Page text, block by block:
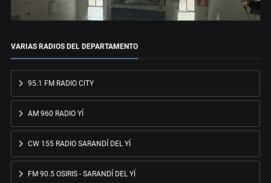
VARIAS RADIOS DEL DEPARTAMENTO
95.1 FM RADIO CITY
AM 960 RADIO YÍ
CW 155 RADIO SARANDÍ DEL YÍ
FM 90.5 OSIRIS - SARANDÍ DEL YÍ